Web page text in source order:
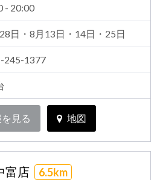
- 20:00
日・8月13日・14日・25日
245-1377
見る 地図
富店 6.5km